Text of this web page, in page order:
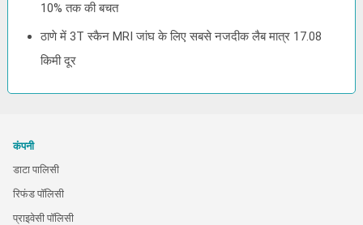
10% तक की बचत
ठाणे में 3T स्कैन MRI जांघ के लिए सबसे नजदीक लैब मात्र 17.08
किमी दूर
कंपनी
डाटा पालिसी
रिफंड पॉलिसी
प्राइवेसी पॉलिसी